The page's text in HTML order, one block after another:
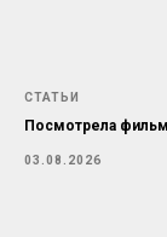
СТАТЬИ
Посмотрела
03.08.2026